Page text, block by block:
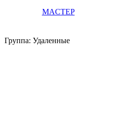
MACTEP
Группа: Удаленные